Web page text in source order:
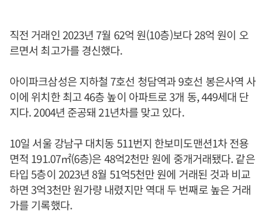
직전 거래인 2023년 7월 62억 원(10층)보다 28억 원이 오
르면서 최고가를 경신했다.
아이파크삼성은 지하철 7호선 청담역과 9호선 봉은사역 사
이에 위치한 최고 46층 높이 아파트로 3개 동, 449세대 단
지다. 2004년 준공돼 21년차를 맞고 있다.
10일 서울 강남구 대치동 511번지 한보미도맨션1차 전용
면적 191.07㎡(6층)은 48억2천만 원에 중개거래됐다. 같은
타입 5층이 2023년 8월 51억5천만 원에 거래된 것과 비교
하면 3억3천만 원가량 내렸지만 역대 두 번째로 높은 거래
가를 기록했다.